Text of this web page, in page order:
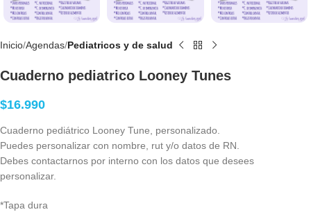
Inicio Agendas Pediatricos y de salud
Cuaderno pediatrico Looney Tunes
$16.990
Cuaderno pediátrico Looney Tune, personalizado.
Puedes personalizar con nombre, rut y/o datos de RN.
Debes contactarnos por interno con los datos que desees
personalizar.
*Tapa dura